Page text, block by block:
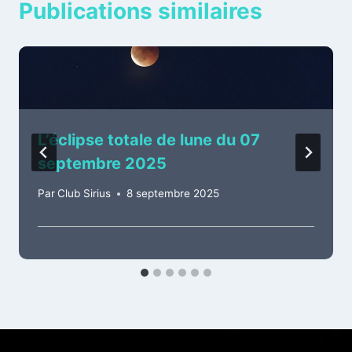
Publications similaires
L’éclipse totale de lune du 07
septembre 2025
ParClub Sirius 8 septembre 2025